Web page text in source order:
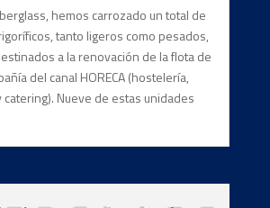
hemos carrozado un total de
tanto ligeros como pesados,
a la renovación de la flota de
del canal HORECA (hostelería,
catering). Nueve de estas unidades